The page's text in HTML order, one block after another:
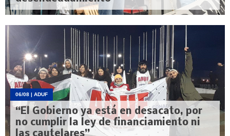
06/08 | ADUF
“El Gobierno ya está en desacato, por
no cumplir la ley de financiamiento ni